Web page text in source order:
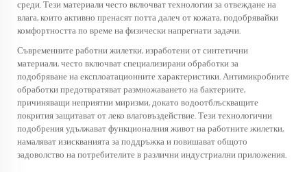
среди. Тези материали често включват технологии за отвеждане на
влага, които активно пренасят потта далеч от кожата, подобрявайки
комфортността по време на физически напрегнати задачи.
Съвременните работни жилетки, изработени от синтетични
материали, често включват специализирани обработки за
подобряване на експлоатационните характеристики. Антимикробните
обработки предотвратяват размножаването на бактериите,
причиняващи неприятни миризми, докато водоотблъскващите
покрития защитават от леко влаговъздействие. Тези технологични
подобрения удължават функционалния живот на работните жилетки,
намаляват изискванията за поддръжка и повишават общото
задоволство на потребителите в различни индустриални приложения.